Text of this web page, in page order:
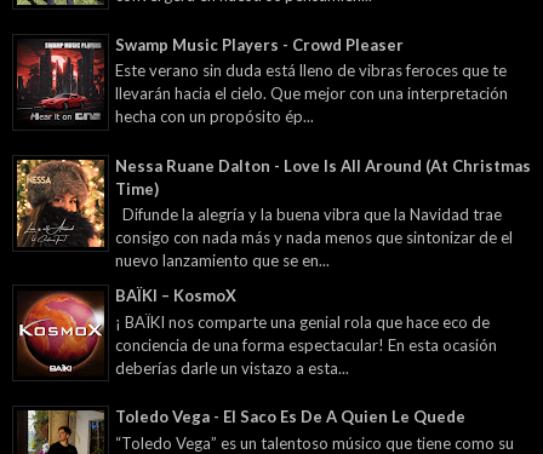
Swamp Music Players - Crowd Pleaser
Este verano sin duda está lleno de vibras feroces que te
llevarán hacia el cielo. Que mejor con una interpretación
hecha con un propósito ép...
Nessa Ruane Dalton - Love Is All Around (At Christmas
Time)
Difunde la alegría y la buena vibra que la Navidad trae
consigo con nada más y nada menos que sintonizar de el
nuevo lanzamiento que se en...
BAÏKI – KosmoX
¡ BAÏKI nos comparte una genial rola que hace eco de
conciencia de una forma espectacular! En esta ocasión
deberías darle un vistazo a esta...
Toledo Vega - El Saco Es De A Quien Le Quede
“Toledo Vega” es un talentoso músico que tiene como su